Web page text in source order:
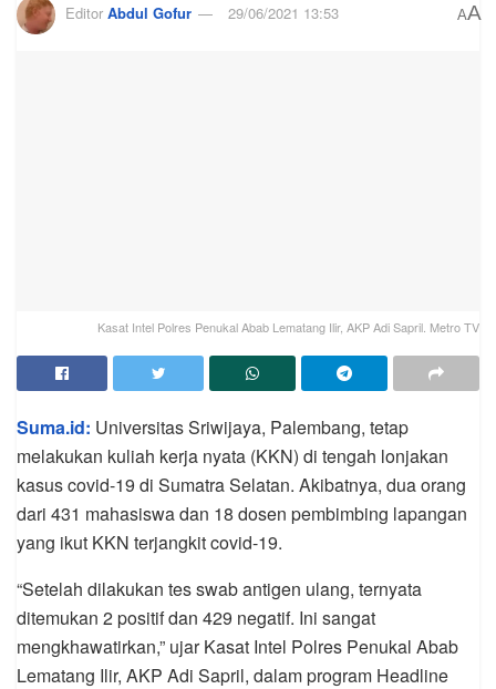
Editor Abdul Gofur 29/06/2021 13:53 AA
Kasat Intel Polres Penukal Abab Lematang Ilir, AKP Adi Sapril. Metro TV
Suma.id: Universitas Sriwijaya, Palembang, tetap
melakukan kuliah kerja nyata (KKN) di tengah lonjakan
kasus covid-19 di Sumatra Selatan. Akibatnya, dua orang
dari 431 mahasiswa dan 18 dosen pembimbing lapangan
yang ikut KKN terjangkit covid-19.
“Setelah dilakukan tes swab antigen ulang, ternyata
ditemukan 2 positif dan 429 negatif. Ini sangat
mengkhawatirkan,” ujar Kasat Intel Polres Penukal Abab
Lematang Ilir, AKP Adi Sapril, dalam program Headline